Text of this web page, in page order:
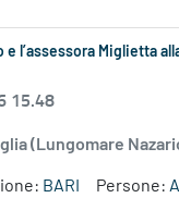
l’assessora Miglietta
15.48
(Lungomare
BARI Persone: